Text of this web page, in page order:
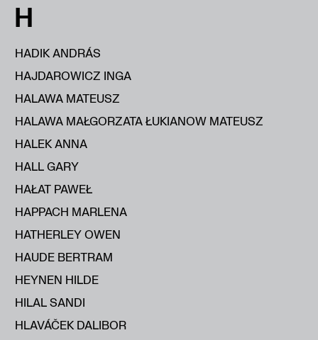
H
HADIK ANDRÁS
HAJDAROWICZ INGA
HALAWA MATEUSZ
HALAWA MAŁGORZATA ŁUKIANOW MATEUSZ
HALEK ANNA
HALL GARY
HAŁAT PAWEŁ
HAPPACH MARLENA
HATHERLEY OWEN
HAUDE BERTRAM
HEYNEN HILDE
HILAL SANDI
HLAVÁČEK DALIBOR